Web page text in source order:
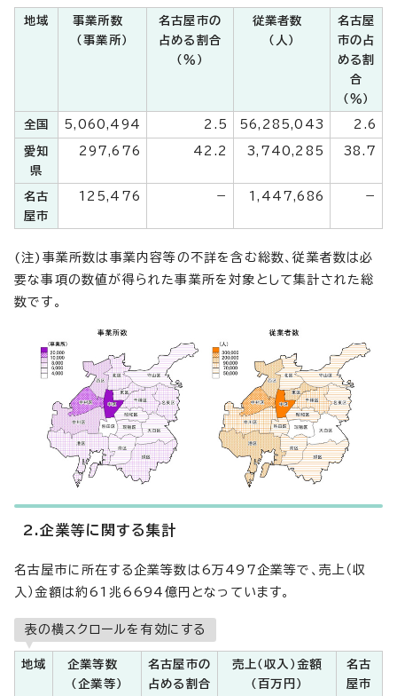
地域
事業所数
（事業所）
名古屋市の
占める割合
（％）
従業者数
（人）
名古屋
市の占
める割
合
（％）
全国 5,060,494 2.5 56,285,043 2.6
愛知
県
297,676 42.2 3,740,285 38.7
名古
屋市
125,476 － 1,447,686 －
(注)事業所数は事業内容等の不詳を含む総数、従業者数は必
要な事項の数値が得られた事業所を対象として集計された総
数です。
2.企業等に関する集計
名古屋市に所在する企業等数は6万497企業等で、売上（収
入）金額は約61兆6694億円となっています。
表の横スクロールを有効にする
地域
企業等数
（企業等）
名古屋市の
占める割合
売上（収入）金額
（百万円）
名古
屋市